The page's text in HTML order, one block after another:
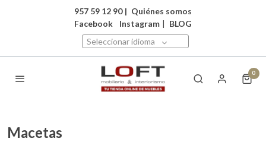
957 59 12 90 | Quiénes somos
Facebook
Instagram | BLOG
Seleccionar idioma
0
Macetas